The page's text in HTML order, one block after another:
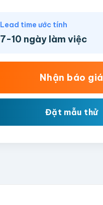
Lead time ước tính
7-10 ngày làm việc
Nhận báo giá
Đặt mẫu thử